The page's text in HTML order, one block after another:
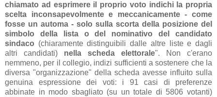
chiamato ad esprimere il proprio voto indichi la propria
scelta inconsapevolmente e meccanicamente - come
fosse un automa - solo sulla scorta della posizione del
simbolo della lista o del nominativo del candidato
sindaco (chiaramente distinguibili dalle altre liste e dagli
altri candidati) nella scheda elettorale". Non c'erano
nemmeno, per il collegio, indizi sufficienti a sostenere che la
diversa "organizzazione" della scheda avesse influito sulla
genuina espressione dei voti: i 91 casi di preferenze
abbinate in modo sbagliato (su un totale di 5806 votanti)